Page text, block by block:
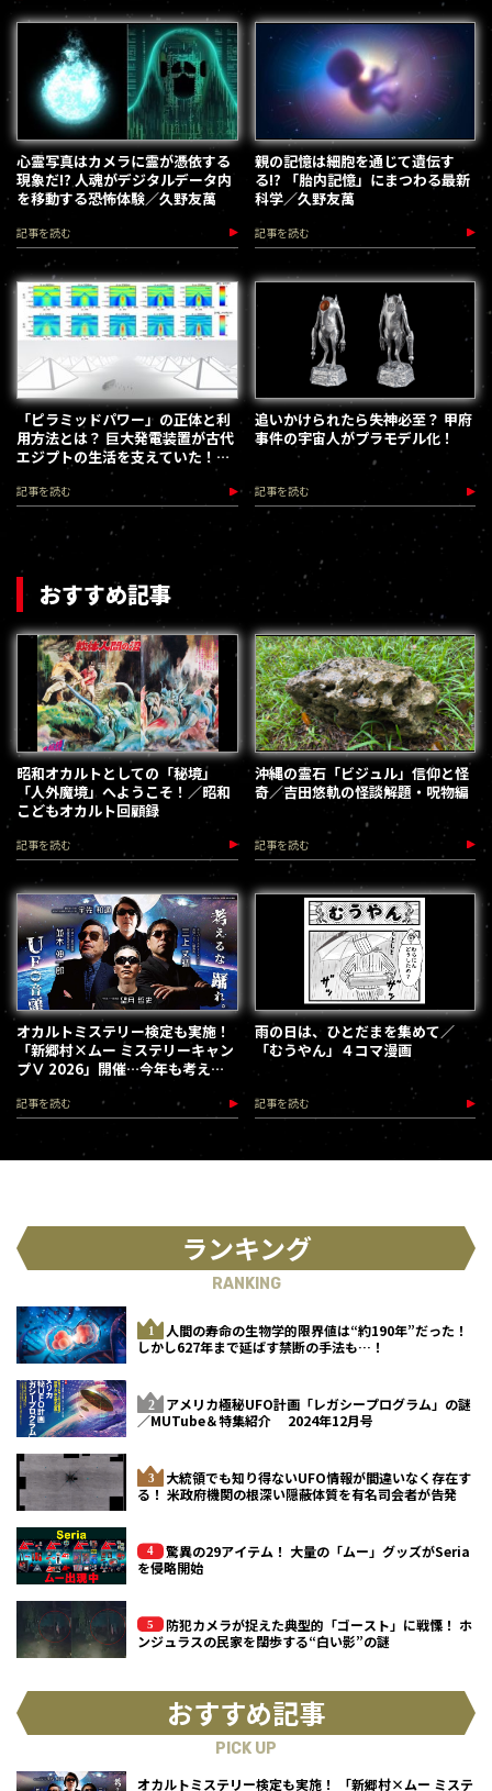
心霊写真はカメラに霊が憑依する
現象だ!? 人魂がデジタルデータ内
を移動する恐怖体験／久野友萬
記事を読む
親の記憶は細胞を通じて遺伝す
る!? 「胎内記憶」にまつわる最新
科学／久野友萬
記事を読む
「ピラミッドパワー」の正体と利
用方法とは？ 巨大発電装置が古代
エジプトの生活を支えていた！／
久野友萬
記事を読む
追いかけられたら失神必至？ 甲府
事件の宇宙人がプラモデル化！
記事を読む
おすすめ記事
昭和オカルトとしての「秘境」
「人外魔境」へようこそ！／昭和
こどもオカルト回顧録
記事を読む
沖縄の霊石「ビジュル」信仰と怪
奇／吉田悠軌の怪談解題・呪物編
記事を読む
オカルトミステリー検定も実施！
「新郷村×ムー ミステリーキャン
プⅤ 2026」開催…今年も考える
な、踊れ！（2026.9.12）
記事を読む
雨の日は、ひとだまを集めて／
「むうやん」４コマ漫画
記事を読む
ランキング
RANKING
人間の寿命の生物学的限界値は“約190年”だった！
しかし627年まで延ばす禁断の手法も…！
アメリカ極秘UFO計画「レガシープログラム」の謎
／MUTube＆特集紹介 2024年12月号
大統領でも知り得ないUFO情報が間違いなく存在す
る！ 米政府機関の根深い隠蔽体質を有名司会者が告発
驚異の29アイテム！ 大量の「ムー」グッズがSeria
を侵略開始
防犯カメラが捉えた典型的「ゴースト」に戦慄！ ホ
ンジュラスの民家を闊歩する“白い影”の謎
おすすめ記事
PICK UP
オカルトミステリー検定も実施！ 「新郷村×ムー ミステ